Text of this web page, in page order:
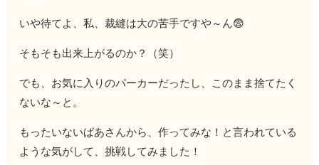
いや待てよ、私、裁縫は大の苦手ですや～ん😨
そもそも出来上がるのか？（笑）
でも、お気に入りのパーカーだったし、このまま捨てたく
ないな～と。
もったいないばあさんから、作ってみな！と言われている
ような気がして、挑戦してみました！